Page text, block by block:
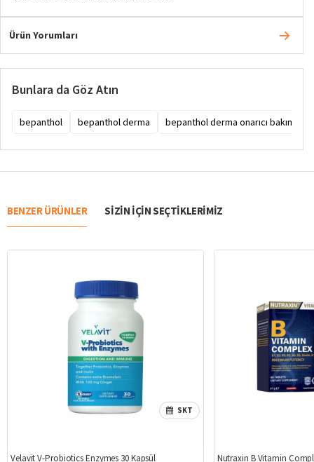
Ürün Yorumları
Bunlara da Göz Atın
bepanthol bepanthol derma bepanthol derma onarıcı bakım
BENZER ÜRÜNLER SIZIN IÇIN SEÇTIKLERIMIZ
SKT
Velavit V-Probiotics Enzymes 30 Kapsül Nutraxin B Vitamin